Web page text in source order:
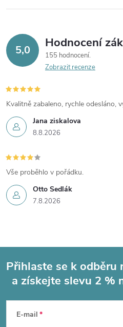
5,0 Hodnocení
155 hodnocení
Zobrazit recenze
Jana ziskalova
8.8.2026
Kvalitně zabaleno, rychle odesláno,
Otto Sedlák
7.8.2026
Vše proběhlo v pořádku.
Přihlaste se k odběru
a získejte slevu 2 %
E-mail